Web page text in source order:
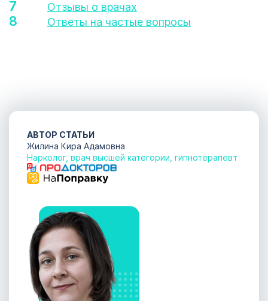
Отзывы о врачах
Ответы на частые вопросы
АВТОР СТАТЬИ
Жилина Кира Адамовна
Нарколог, врач высшей категории, гипнотерапевт